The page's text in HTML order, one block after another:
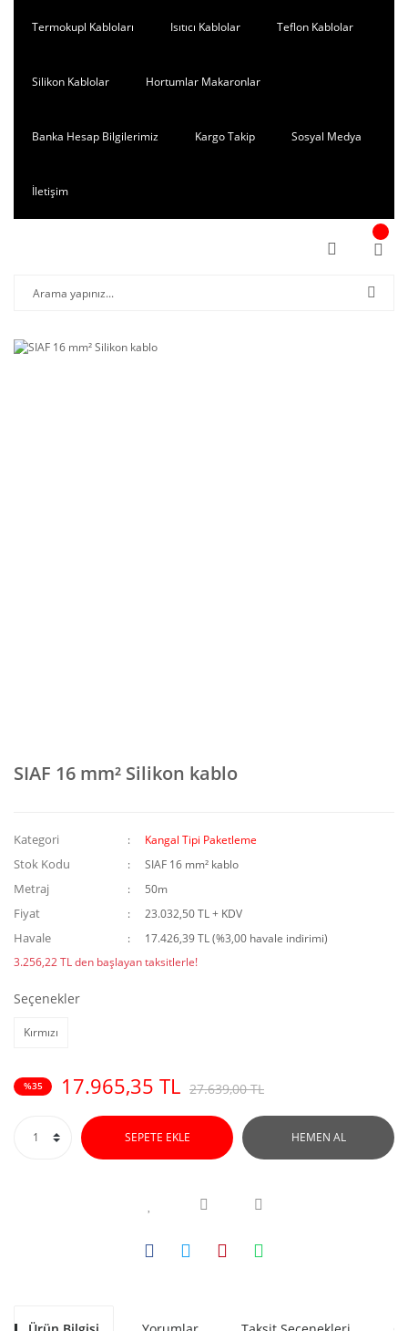
Termokupl Kabloları Isıtıcı Kablolar Teflon Kablolar
Silikon Kablolar Hortumlar Makaronlar
Banka Hesap Bilgilerimiz Kargo Takip Sosyal Medya
İletişim
SIAF 16 mm² Silikon kablo
Kategori Kangal Tipi Paketleme
Stok Kodu SIAF 16 mm² kablo
Metraj 50m
Fiyat 23.032,50 TL + KDV
Havale
17.426,39 TL (%3,00 havale indirimi)
3.256,22 TL den başlayan taksitlerle!
Seçenekler
Kırmızı
%35 17.965,35 TL 27.639,00 TL
SEPETE EKLE HEMEN AL